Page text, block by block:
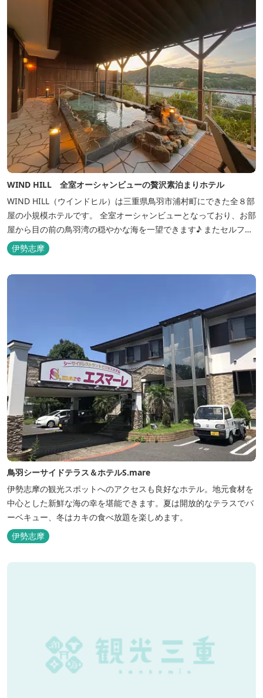
WIND HILL 全室オーシャンビューの贅沢素泊まりホテル
WIND HILL（ウインドヒル）は三重県鳥羽市浦村町にできた全８部
屋の小規模ホテルです。 全室オーシャンビューとなっており、お部
屋から目の前の鳥羽湾の穏やかな海を一望できます♪ またセルフチ
ェックイン方式を採用しているため、好きな時間に非対面でチェッ
クインが可能です。 食事提供や接客サービスがない分、リーズナブ
伊勢志摩
鳥羽シーサイドテラス＆ホテルS.mare
伊勢志摩の観光スポットへのアクセスも良好なホテル。地元食材を
中心とした新鮮な海の幸を堪能できます。夏は開放的なテラスでバ
ーベキュー、冬はカキの食べ放題を楽しめます。
伊勢志摩